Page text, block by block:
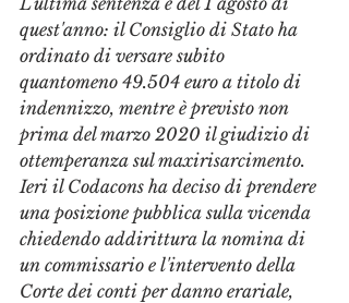
quest'anno: il Consiglio di Stato ha
ordinato di versare subito
quantomeno 49.504 euro a titolo di
indennizzo, mentre è previsto non
prima del marzo 2020 il giudizio di
ottemperanza sul maxirisarcimento.
Ieri il Codacons ha deciso di prendere
una posizione pubblica sulla vicenda
chiedendo addirittura la nomina di
un commissario e l'intervento della
Corte dei conti per danno erariale,